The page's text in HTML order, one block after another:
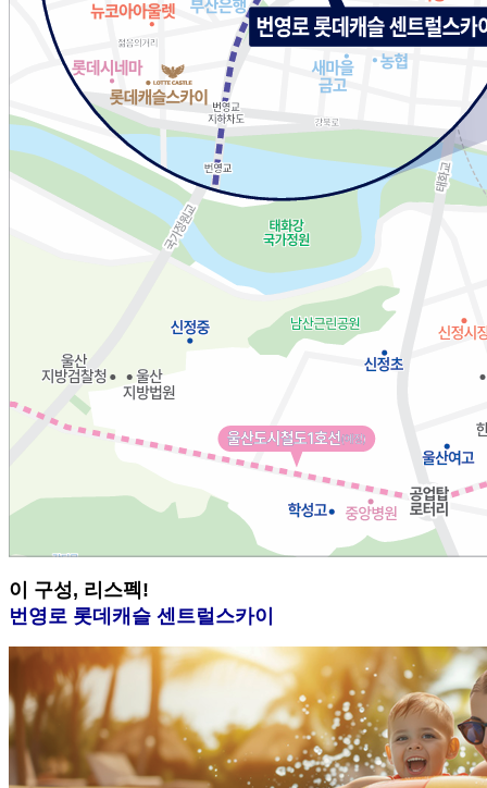
이 구성, 리스펙!
번영로 롯데캐슬 센트럴스카이